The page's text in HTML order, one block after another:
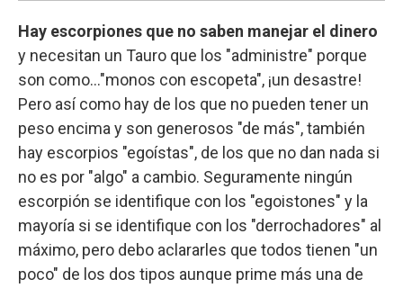
Hay escorpiones que no saben manejar el dinero
y necesitan un Tauro que los "administre" porque
son como…"monos con escopeta", ¡un desastre!
Pero así como hay de los que no pueden tener un
peso encima y son generosos "de más", también
hay escorpios "egoístas", de los que no dan nada si
no es por "algo" a cambio. Seguramente ningún
escorpión se identifique con los "egoistones" y la
mayoría si se identifique con los "derrochadores" al
máximo, pero debo aclararles que todos tienen "un
poco" de los dos tipos aunque prime más una de